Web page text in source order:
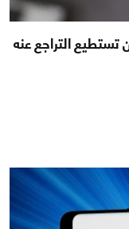
تستطيع التراجع عنه